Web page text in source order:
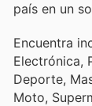
país en un
Encuentra
Electrónica,
Deporte,
Moto,